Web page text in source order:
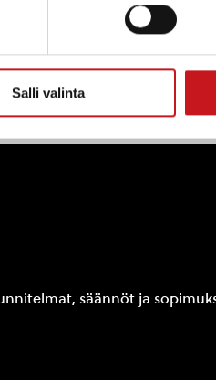
Salli valinta
säännöt ja